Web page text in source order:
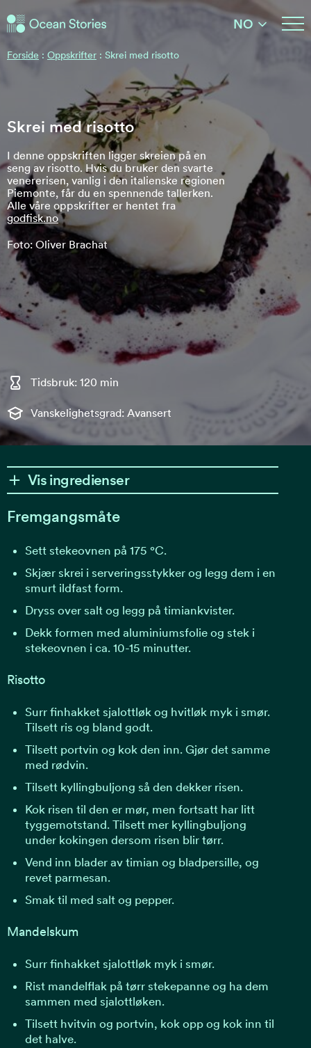
Ocean Stories
NO
Forside : Oppskrifter : Skrei med risotto
Skrei med risotto
I denne oppskriften ligger skreien på en
seng av risotto. Hvis du bruker den svarte
venererisen, vanlig i den italienske regionen
Piemonte, får du en spennende tallerken.
Alle våre oppskrifter er hentet fra
godfisk.no
Foto: Oliver Brachat
Tidsbruk: 120 min
Vanskelighetsgrad: Avansert
Vis ingredienser
Fremgangsmåte
Sett stekeovnen på 175 °C.
Skjær skrei i serveringsstykker og legg dem i en
smurt ildfast form.
Dryss over salt og legg på timiankvister.
Dekk formen med aluminiumsfolie og stek i
stekeovnen i ca. 10-15 minutter.
Risotto
Surr finhakket sjalottløk og hvitløk myk i smør.
Tilsett ris og bland godt.
Tilsett portvin og kok den inn. Gjør det samme
med rødvin.
Tilsett kyllingbuljong så den dekker risen.
Kok risen til den er mør, men fortsatt har litt
tyggemotstand. Tilsett mer kyllingbuljong
under kokingen dersom risen blir tørr.
Vend inn blader av timian og bladpersille, og
revet parmesan.
Smak til med salt og pepper.
Mandelskum
Surr finhakket sjalottløk myk i smør.
Rist mandelflak på tørr stekepanne og ha dem
sammen med sjalottløken.
Tilsett hvitvin og portvin, kok opp og kok inn til
det halve.